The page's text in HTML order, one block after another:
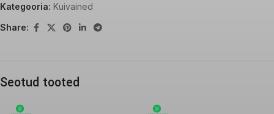
Kategooria: Kuivained
Share:
Seotud tooted